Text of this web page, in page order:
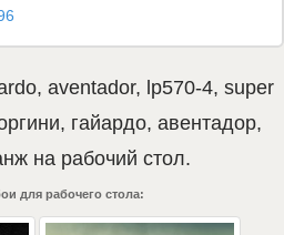
, aventador, lp570-4, super
, гайардо, авентадор,
на рабочий стол.
для рабочего стола: